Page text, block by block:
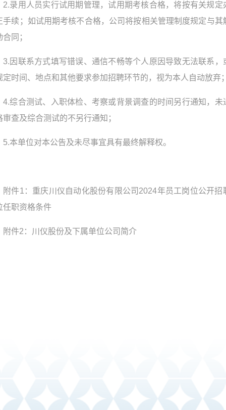
2.录用人员实行试用期管理，试用期考核合格，将按有关规定
手续；如试用期考核不合格，公司将按相关管理制度规定与其
同；
3.因联系方式填写错误、通信不畅等个人原因导致无法联系，
定时间、地点和其他要求参加招聘环节的，视为本人自动放弃
4.综合测试、入职体检、考察或背景调查的时间另行通知，未
审查及综合测试的不另行通知；
5.本单位对本公告及未尽事宜具有最终解释权。
附件1：重庆川仪自动化股份有限公司2024年员工岗位公开招
任职资格条件
附件2：川仪股份及下属单位公司简介